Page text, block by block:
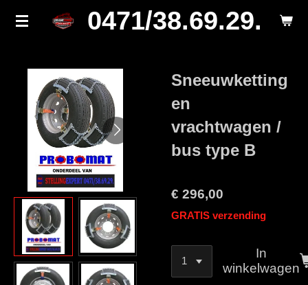
Ga
hoofdinhoud
0471/38.69.29.
Sneeuwketting
en
vrachtwagen /
bus type B
€ 296,00
GRATIS verzending
In
winkelwagen